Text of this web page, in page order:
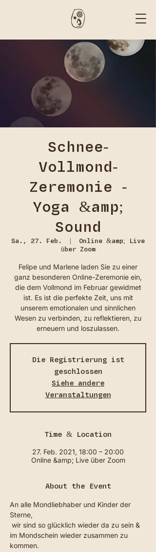
Schnee-
Vollmond-
Zeremonie -
Yoga &amp;
Sound
Sa., 27. Feb.
  |
Online &amp; Live
über Zoom
Felipe und Marlene laden Sie zu einer
ganz besonderen Online-Zeremonie ein,
die dem Vollmond im Februar gewidmet
ist. Es ist die perfekte Zeit, uns mit
unserem emotionalen und sinnlichen
Wesen zu verbinden, zu reflektieren, zu
erneuern und loszulassen.
Die Registrierung ist
geschlossen
Siehe andere
Veranstaltungen
Time & Location
27. Feb. 2021, 18:00 – 20:00
Online &amp; Live über Zoom
About the Event
An alle Mondliebhaber und Kinder der
Sterne,
im Mondschein wieder zusammen zu
kommen.